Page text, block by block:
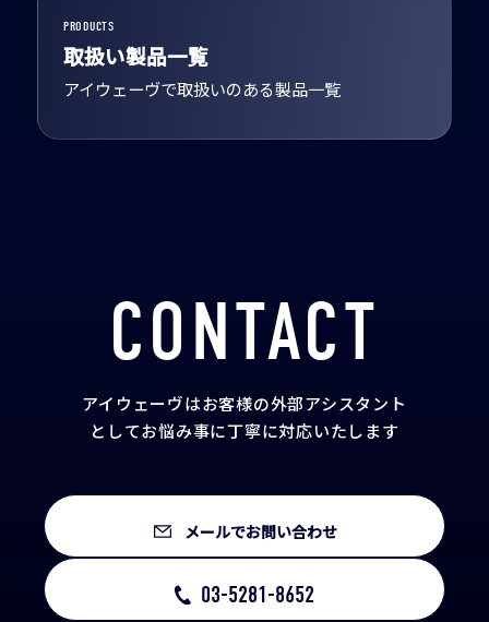
PRODUCTS
取扱い製品一覧
アイウェーヴで取扱いのある製品一覧
CONTACT
アイウェーヴはお客様の外部アシスタント
としてお悩み事に丁寧に対応いたします
メールでお問い合わせ
03-5281-8652